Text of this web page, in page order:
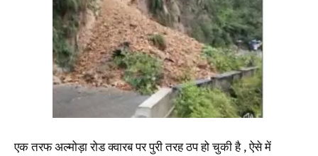
एक तरफ अल्मोड़ा रोड क्वारब पर पुरी तरह ठप हो चुकी है , ऐसे में